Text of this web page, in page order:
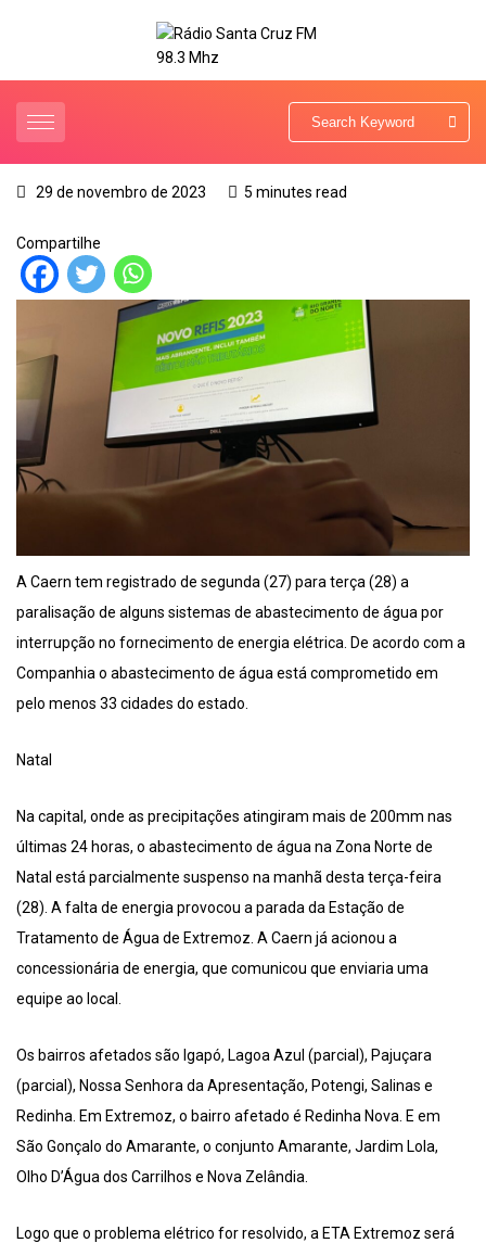
29 de novembro de 2023 5 minutes read
Compartilhe
A Caern tem registrado de segunda (27) para terça (28) a
paralisação de alguns sistemas de abastecimento de água por
interrupção no fornecimento de energia elétrica. De acordo com a
Companhia o abastecimento de água está comprometido em
pelo menos 33 cidades do estado.
Natal
Na capital, onde as precipitações atingiram mais de 200mm nas
últimas 24 horas, o abastecimento de água na Zona Norte de
Natal está parcialmente suspenso na manhã desta terça-feira
(28). A falta de energia provocou a parada da Estação de
Tratamento de Água de Extremoz. A Caern já acionou a
concessionária de energia, que comunicou que enviaria uma
equipe ao local.
Os bairros afetados são Igapó, Lagoa Azul (parcial), Pajuçara
(parcial), Nossa Senhora da Apresentação, Potengi, Salinas e
Redinha. Em Extremoz, o bairro afetado é Redinha Nova. E em
São Gonçalo do Amarante, o conjunto Amarante, Jardim Lola,
Olho D’Água dos Carrilhos e Nova Zelândia.
Logo que o problema elétrico for resolvido, a ETA Extremoz será